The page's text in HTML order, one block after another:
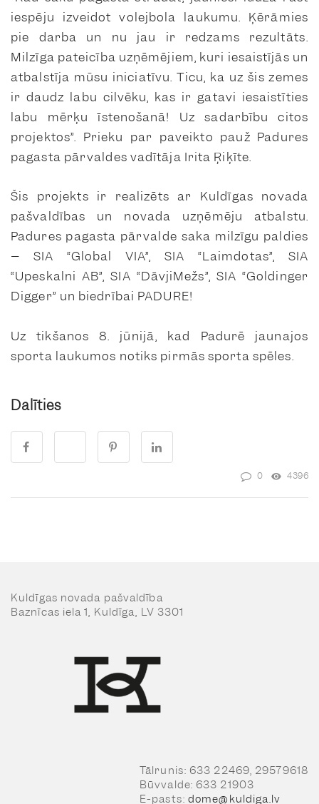
iespēju izveidot volejbola laukumu. Ķērāmies
pie darba un nu jau ir redzams rezultāts.
Milzīga pateicība uzņēmējiem, kuri iesaistījās un
atbalstīja mūsu iniciatīvu. Ticu, ka uz šis zemes
ir daudz labu cilvēku, kas ir gatavi iesaistīties
labu mērķu īstenošanā! Uz sadarbību citos
projektos”. Prieku par paveikto pauž Padures
pagasta pārvaldes vadītāja Irita Ŗiķīte.
Šis projekts ir realizēts ar Kuldīgas novada
pašvaldības un novada uzņēmēju atbalstu.
Padures pagasta pārvalde saka milzīgu paldies
– SIA “Global VIA”, SIA “Laimdotas”, SIA
“Upeskalni AB”, SIA “DāvjiMežs”, SIA “Goldinger
Digger” un biedrībai PADURE!
Uz tikšanos 8. jūnijā, kad Padurē jaunajos
sporta laukumos notiks pirmās sporta spēles.
Dalīties
0 4396
Kuldīgas novada pašvaldība
Baznīcas iela 1, Kuldīga, LV 3301
Tālrunis: 633 22469, 29579618
Būvvalde: 633 21903
E-pasts: dome@kuldiga.lv